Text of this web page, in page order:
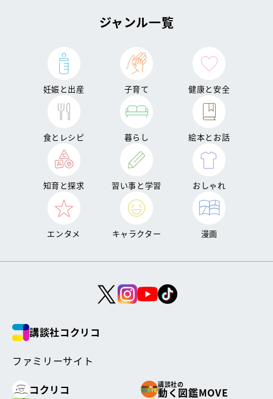
ジャンル一覧
妊娠と出産 子育て 健康と安全
食とレシピ 暮らし 絵本とお話
知育と探求 習い事と学習 おしゃれ
エンタメ キャラクター 漫画
講談社コクリコ
ファミリーサイト
コクリコ
講談社の
動く図鑑MOVE